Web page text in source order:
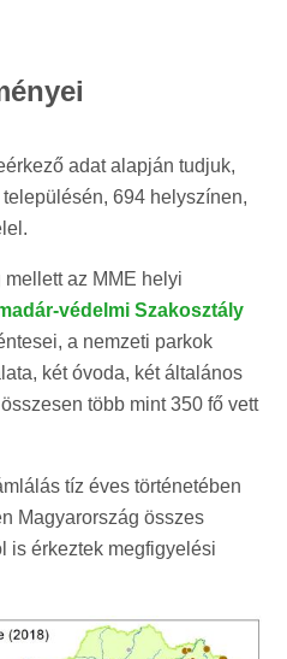
adat alapján tudjuk,
694 helyszínen,
az MME helyi
védelmi Szakosztály
a nemzeti parkok
két óvoda, két általános
több mint 350 fő vett
tíz éves történetében
Magyarország összes
is érkeztek megfigyelési